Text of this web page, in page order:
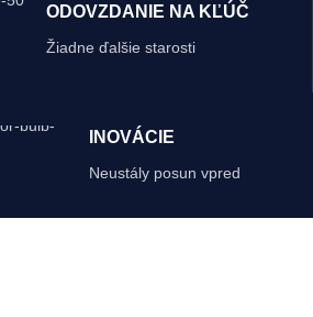
ODOVZDANIE NA KĽÚČ
Žiadne ďalšie starosti
INOVÁCIE
Neustály posun vpred